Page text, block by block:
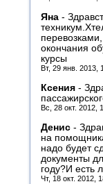
Яна -
окончания
курсы
Вт, 29 янв. 2013,
Ксения -
Вс, 28 окт. 2012,
Денис -
на
надо будет
документы
году?И есть
Чт, 18 окт. 2012,